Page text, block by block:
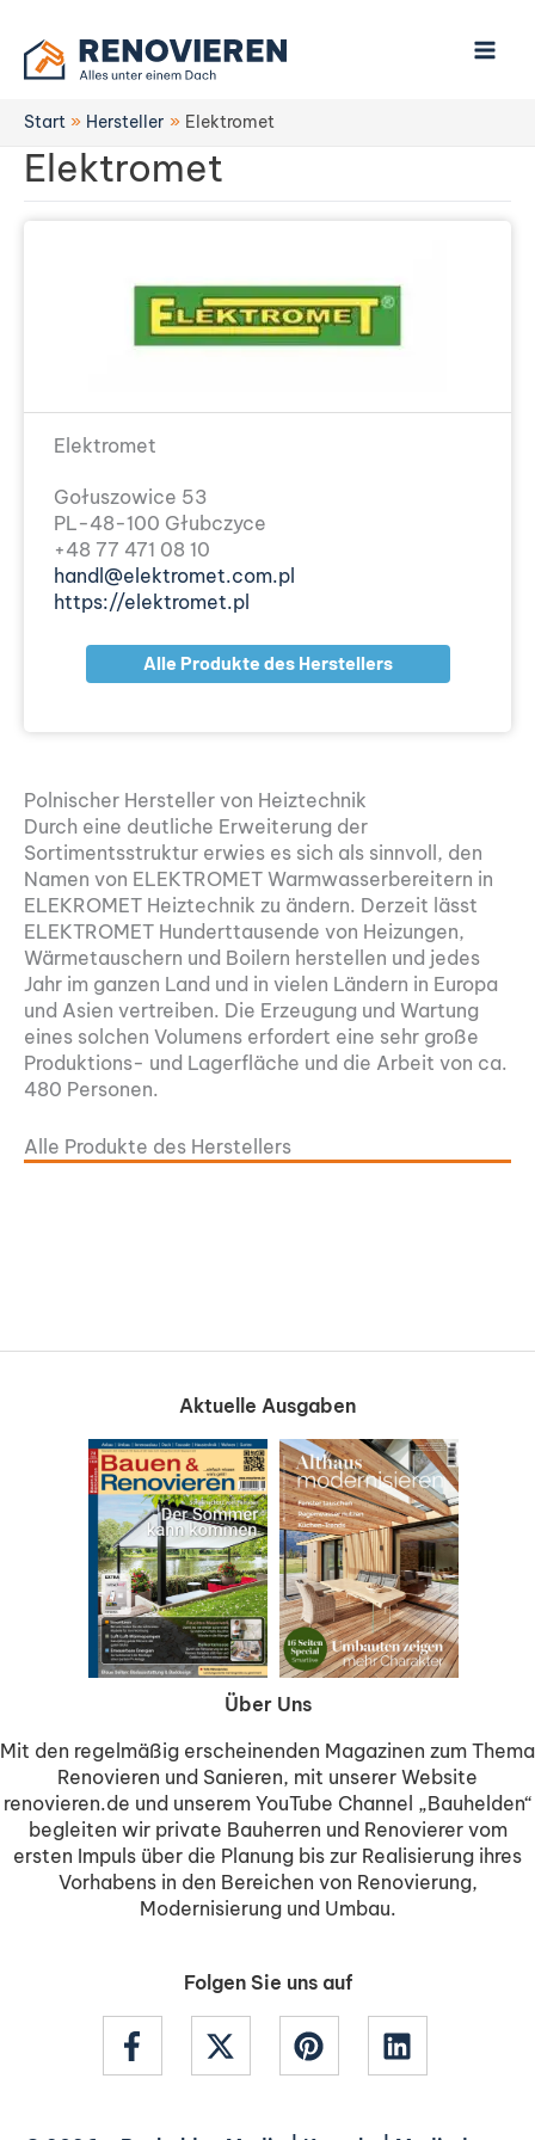
Inhalt
springen
Start Hersteller Elektromet
Elektromet
Elektromet
Gołuszowice 53
PL-48-100 Głubczyce
+48 77 471 08 10
handl@elektromet.com.pl
https://elektromet.pl
Alle Produkte des Herstellers
Polnischer Hersteller von Heiztechnik
Durch eine deutliche Erweiterung der
Sortimentsstruktur erwies es sich als sinnvoll, den
Namen von ELEKTROMET Warmwasserbereitern in
ELEKROMET Heiztechnik zu ändern. Derzeit lässt
ELEKTROMET Hunderttausende von Heizungen,
Wärmetauschern und Boilern herstellen und jedes
Jahr im ganzen Land und in vielen Ländern in Europa
und Asien vertreiben. Die Erzeugung und Wartung
eines solchen Volumens erfordert eine sehr große
Produktions- und Lagerfläche und die Arbeit von ca.
480 Personen.
Alle Produkte des Herstellers
Aktuelle Ausgaben
Über Uns
Mit den regelmäßig erscheinenden Magazinen zum Thema
Renovieren und Sanieren, mit unserer Website
renovieren.de und unserem YouTube Channel „Bauhelden“
begleiten wir private Bauherren und Renovierer vom
ersten Impuls über die Planung bis zur Realisierung ihres
Vorhabens in den Bereichen von Renovierung,
Modernisierung und Umbau.
Folgen Sie uns auf